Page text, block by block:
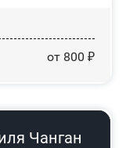
от 800 ₽
Чанган